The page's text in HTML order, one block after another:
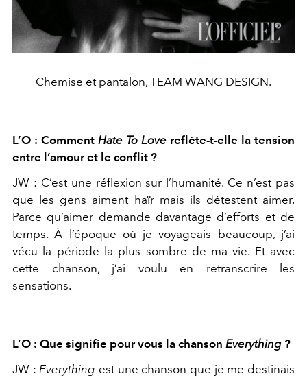
Chemise et pantalon, TEAM WANG DESIGN.
L’O : Comment Hate To Love reflète-t-elle la tension
entre l’amour et le conflit ?
JW : C’est une réflexion sur l’humanité. Ce n’est pas
que les gens aiment haïr mais ils détestent aimer.
Parce qu’aimer demande davantage d’efforts et de
temps. À l’époque où je voyageais beaucoup, j’ai
vécu la période la plus sombre de ma vie. Et avec
cette chanson, j’ai voulu en retranscrire les
sensations.
L’O : Que signifie pour vous la chanson Everything ?
JW : Everything est une chanson que je me destinais